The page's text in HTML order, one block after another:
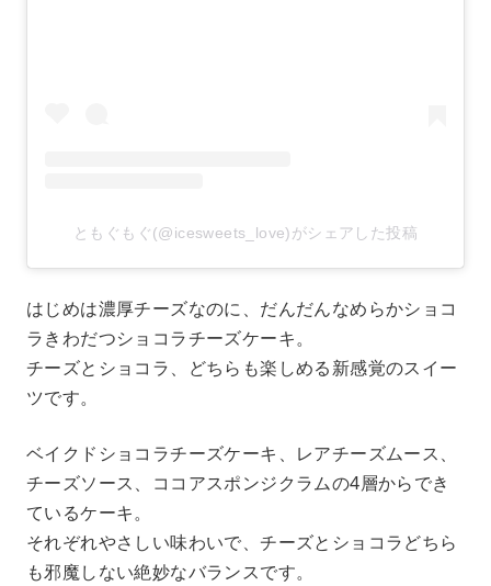
ともぐもぐ(@icesweets_love)がシェアした投稿
はじめは濃厚チーズなのに、だんだんなめらかショコ
ラきわだつショコラチーズケーキ。
チーズとショコラ、どちらも楽しめる新感覚のスイー
ツです。
ベイクドショコラチーズケーキ、レアチーズムース、
チーズソース、ココアスポンジクラムの4層からでき
ているケーキ。
それぞれやさしい味わいで、チーズとショコラどちら
も邪魔しない絶妙なバランスです。